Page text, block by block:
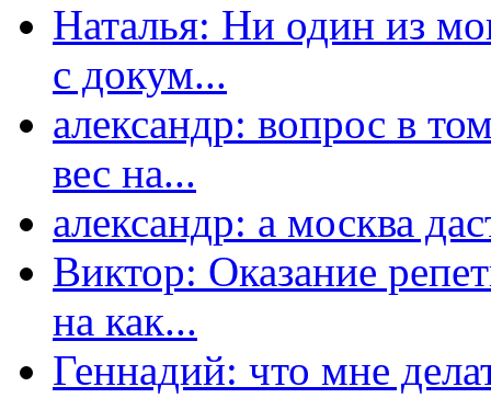
Наталья: Ни один из
с докум...
александр: вопрос в
вес на...
александр: а москва
Виктор: Оказание
на как...
Геннадий: что мне